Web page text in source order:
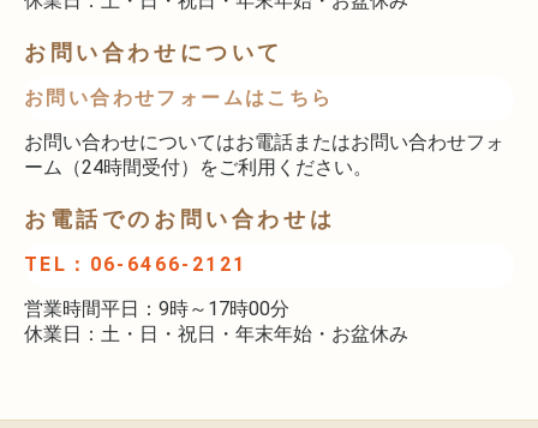
お問い合わせについて
お問い合わせフォームはこちら
お問い合わせについてはお電話またはお問い合わせフォ
ーム（24時間受付）をご利用ください。
お電話でのお問い合わせは
TEL：06-6466-2121
営業時間平日：9時～17時00分
休業日：土・日・祝日・年末年始・お盆休み